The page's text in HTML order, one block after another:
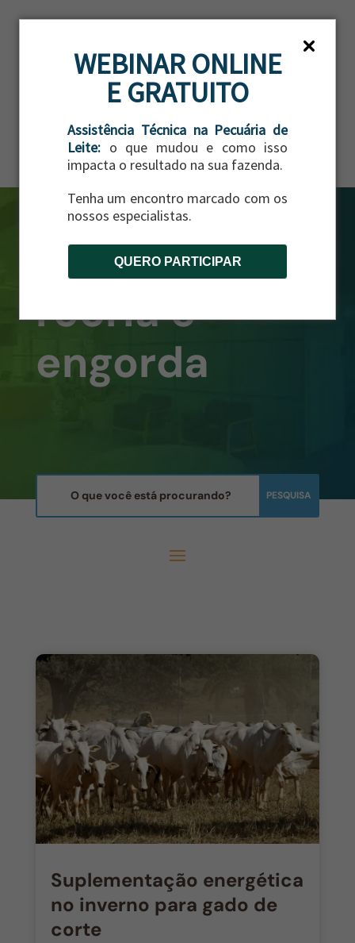
WEBINAR ONLINE
E GRATUITO
Assistência Técnica na Pecuária de
Leite: o que mudou e como isso
impacta o resultado na sua fazenda.
Tenha um encontro marcado com os
nossos especialistas.
QUERO PARTICIPAR
recria e
engorda
Suplementação energética
no inverno para gado de
corte